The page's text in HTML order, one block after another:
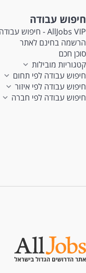
חיפוש עבודה
AllJobs VIP - חיפוש עבודה בקלות
הרשמה בחינם לאתר
סוכן חכם
קטגוריות מובילות
חיפוש עבודה לפי תחום
חיפוש עבודה לפי איזור
חיפוש עבודה לפי חברה